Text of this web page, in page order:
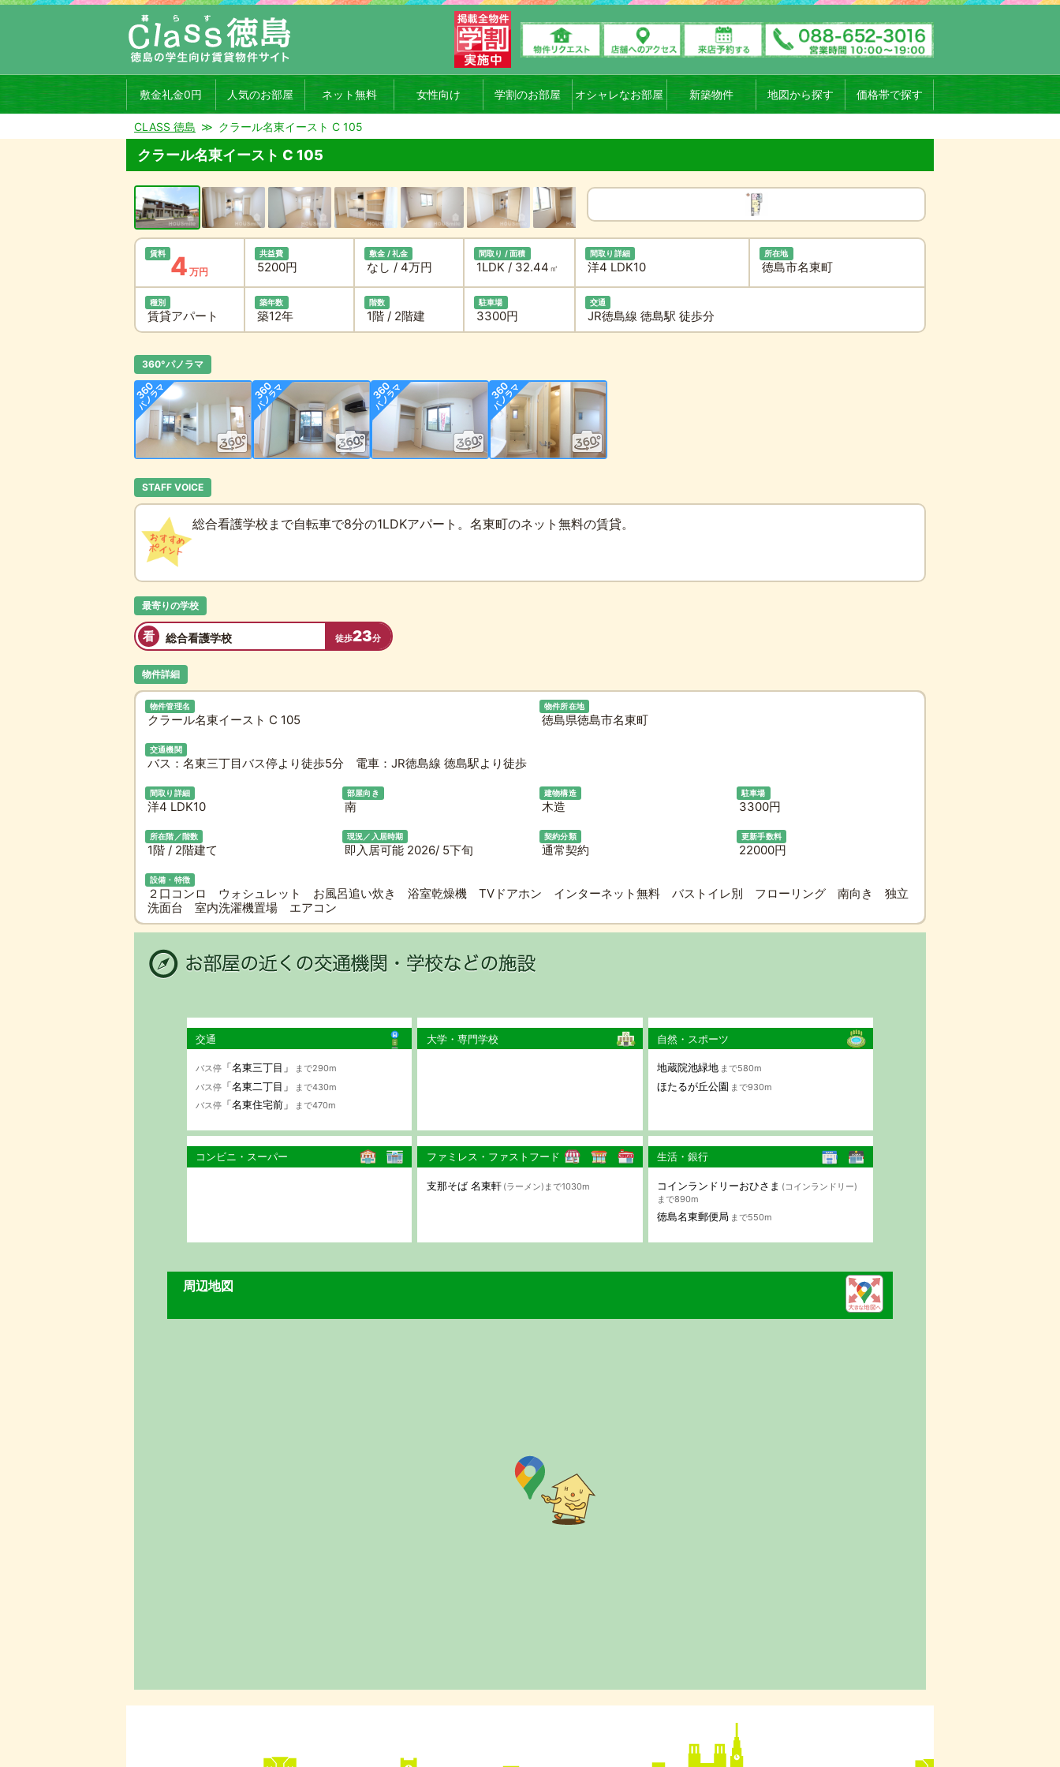
敷金礼金0円 人気のお部屋 ネット無料 女性向け 学割のお部屋 オシャレなお部屋 新築物件 地図から探す 価格帯で探す
CLASS 徳島 クラール名東イースト C 105
クラール名東イースト C 105
賃料 4 万円
共益費
5200円
敷金 / 礼金
なし / 4万円
間取り / 面積
1LDK / 32.44 ㎡
間取り詳細
洋4 LDK10
所在地
徳島市名東町
種別
賃貸アパート
築年数
築12年
階数
1階 / 2階建
駐車場
3300円
交通
JR徳島線 徳島駅 徒歩分
360°パノラマ
STAFF VOICE
総合看護学校まで自転車で8分の1LDKアパート。名東町のネット無料の賃貸。
最寄りの学校
看 総合看護学校 徒歩23分
物件詳細
物件管理名
クラール名東イースト C 105
物件所在地
徳島県徳島市名東町
交通機関
バス：名東三丁目バス停より徒歩5分 電車：JR徳島線 徳島駅より徒歩
間取り詳細
洋4 LDK10
部屋向き
南
建物構造
木造
駐車場
3300円
所在階／階数
1階 / 2階建て
現況／入居時期
即入居可能 2026/ 5下旬
契約分類
通常契約
更新手数料
22000円
設備・特徴
２口コンロ ウォシュレット お風呂追い炊き 浴室乾燥機 TVドアホン インターネット無料 バストイレ別 フローリング 南向き 独立
洗面台 室内洗濯機置場 エアコン
交通
バス停 「名東三丁目」
まで290m
バス停 「名東二丁目」
まで430m
バス停 「名東住宅前」 まで470m
大学・専門学校 自然・スポーツ
地蔵院池緑地 まで580m
ほたるが丘公園 まで930m
コンビニ・スーパー ファミレス・ファストフード
支那そば 名東軒 (ラーメン)まで1030m
生活・銀行
コインランドリーおひさま (コインランドリー)
まで890m
徳島名東郵便局 まで550m
周辺地図